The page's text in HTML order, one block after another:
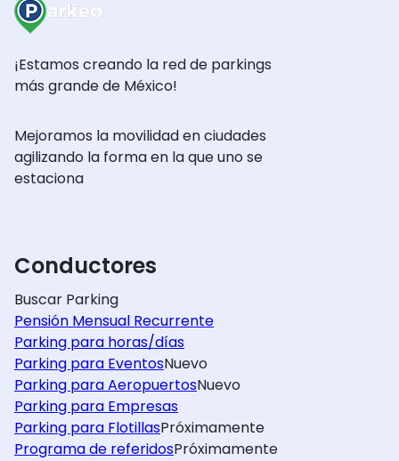
¡Estamos creando la red de parkings
más grande de México!
Mejoramos la movilidad en ciudades
agilizando la forma en la que uno se
estaciona
Conductores
Buscar Parking
Pensión Mensual Recurrente
Parking para horas/días
Parking para EventosNuevo
Parking para AeropuertosNuevo
Parking para Empresas
Parking para FlotillasPróximamente
Programa de referidosPróximamente